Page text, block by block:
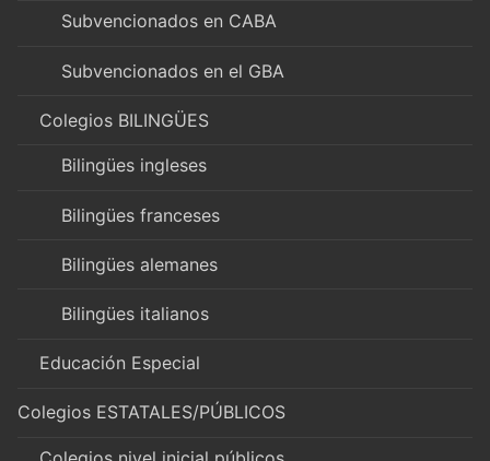
Subvencionados en CABA
Subvencionados en el GBA
Colegios BILINGÜES
Bilingües ingleses
Bilingües franceses
Bilingües alemanes
Bilingües italianos
Educación Especial
Colegios ESTATALES/PÚBLICOS